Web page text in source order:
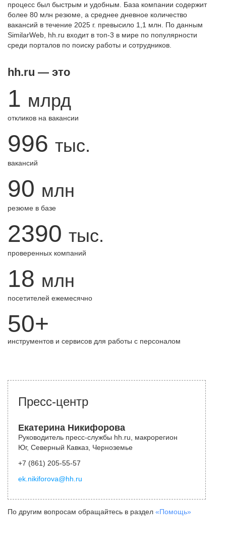
процесс был быстрым и удобным. База компании содержит
более 80 млн резюме, а среднее дневное количество
вакансий в течение 2025 г. превысило 1,1 млн. По данным
SimilarWeb, hh.ru входит в топ-3 в мире по популярности
среди порталов по поиску работы и сотрудников.
hh.ru — это
1 млрд
откликов на вакансии
996 тыс.
вакансий
90 млн
резюме в базе
2390 тыс.
проверенных компаний
18 млн
посетителей ежемесячно
50+
инструментов и сервисов для работы с персоналом
Пресс-центр
Екатерина Никифорова
Руководитель пресс-службы hh.ru, макрорегион
Юг, Северный Кавказ, Черноземье
+7 (861) 205-55-57
ek.nikiforova@hh.ru
По другим вопросам обращайтесь в раздел «Помощь»